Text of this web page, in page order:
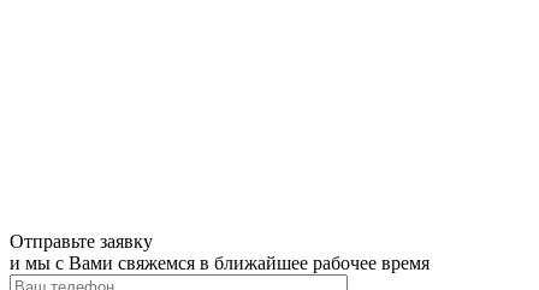
Отправьте заявку
и мы с Вами свяжемся в ближайшее рабочее время